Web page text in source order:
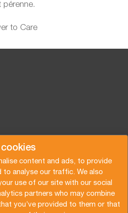
cookies
content and ads, to provide
to analyse our traffic. We also
use of our site with our social
partners who may combine
you’ve provided to them or that
pérenne.
to Care
Vlist
vous à notre newsletter